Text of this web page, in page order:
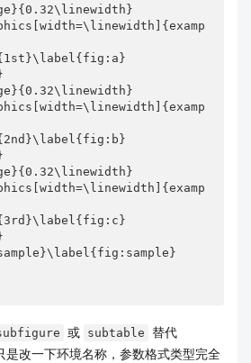
或 subtable 替代
是改一下环境名称，参数格式类型完全